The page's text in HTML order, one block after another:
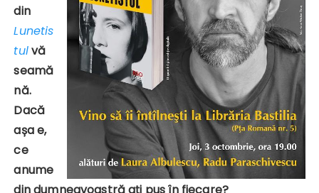
din
Lunetis
tulvă
seamă
nă.
Dacă
așa e,
ce
anume
din dumneavoastră ați pus în fiecare?